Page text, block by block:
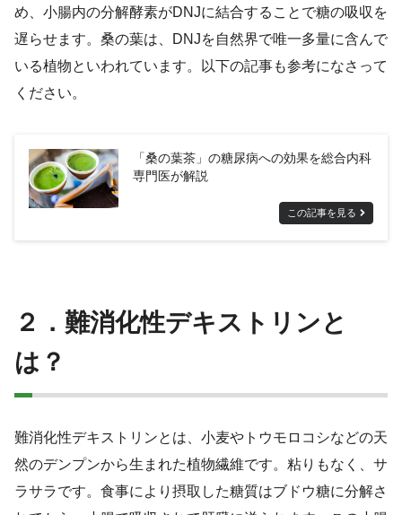
め、小腸内の分解酵素がDNJに結合することで糖の吸収を
遅らせます。桑の葉は、DNJを自然界で唯一多量に含んで
いる植物といわれています。以下の記事も参考になさって
ください。
「桑の葉茶」の糖尿病への効果を総合内科
専門医が解説
この記事を見る
２．難消化性デキストリンと
は？
難消化性デキストリンとは、小麦やトウモロコシなどの天
然のデンプンから生まれた植物繊維です。粘りもなく、サ
ラサラです。食事により摂取した糖質はブドウ糖に分解さ